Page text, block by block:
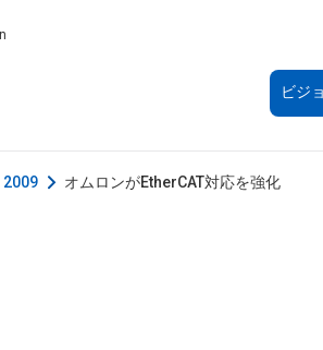
ビジ
2009 オムロンがEtherCAT対応を強化